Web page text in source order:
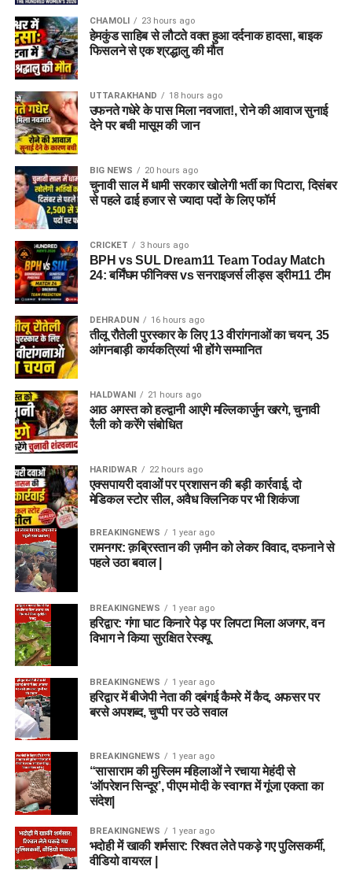
CHAMOLI 23 hours ago
हेमकुंड साहिब से लौटते वक्त हुआ दर्दनाक हादसा, बाइक
फिसलने से एक श्रद्धालु की मौत
UTTARAKHAND 18 hours ago
उफनते गधेरे के पास मिला नवजात!, रोने की आवाज सुनाई
देने पर बची मासूम की जान
BIG NEWS 20 hours ago
चुनावी साल में धामी सरकार खोलेगी भर्ती का पिटारा, दिसंबर
से पहले ढाई हजार से ज्यादा पदों के लिए फॉर्म
CRICKET 3 hours ago
BPH vs SUL Dream11 Team Today Match
24: बर्मिंघम फीनिक्स vs सनराइजर्स लीड्स ड्रीम11 टीम
DEHRADUN 16 hours ago
तीलू रौतेली पुरस्कार के लिए 13 वीरांगनाओं का चयन, 35
आंगनबाड़ी कार्यकत्रियां भी होंगे सम्मानित
HALDWANI 21 hours ago
आठ अगस्त को हल्द्वानी आएंगे मल्लिकार्जुन खरगे, चुनावी
रैली को करेंगे संबोधित
HARIDWAR 22 hours ago
एक्सपायरी दवाओं पर प्रशासन की बड़ी कार्रवाई, दो
मेडिकल स्टोर सील, अवैध क्लिनिक पर भी शिकंजा
BREAKINGNEWS 1 year ago
रामनगर: क़ब्रिस्तान की ज़मीन को लेकर विवाद, दफनाने से
पहले उठा बवाल |
BREAKINGNEWS 1 year ago
हरिद्वार: गंगा घाट किनारे पेड़ पर लिपटा मिला अजगर, वन
विभाग ने किया सुरक्षित रेस्क्यू
BREAKINGNEWS 1 year ago
हरिद्वार में बीजेपी नेता की दबंगई कैमरे में कैद, अफसर पर
बरसे अपशब्द, चुप्पी पर उठे सवाल
BREAKINGNEWS 1 year ago
“सासाराम की मुस्लिम महिलाओं ने रचाया मेहंदी से
‘ऑपरेशन सिन्दूर’, पीएम मोदी के स्वागत में गूंजा एकता का
संदेश|
BREAKINGNEWS 1 year ago
भदोही में खाकी शर्मसार: रिश्वत लेते पकड़े गए पुलिसकर्मी,
वीडियो वायरल |